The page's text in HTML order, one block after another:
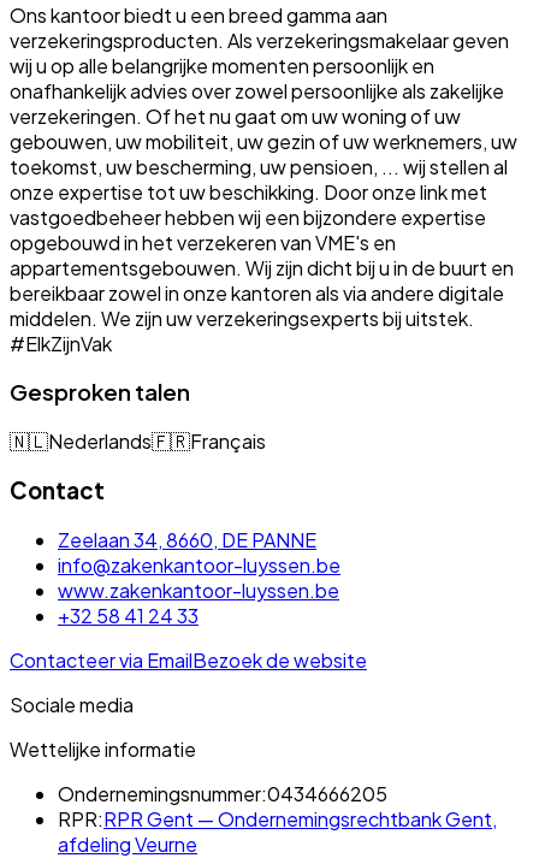
Ons kantoor biedt u een breed gamma aan
verzekeringsproducten. Als verzekeringsmakelaar geven
wij u op alle belangrijke momenten persoonlijk en
onafhankelijk advies over zowel persoonlijke als zakelijke
verzekeringen. Of het nu gaat om uw woning of uw
gebouwen, uw mobiliteit, uw gezin of uw werknemers, uw
toekomst, uw bescherming, uw pensioen, ... wij stellen al
onze expertise tot uw beschikking. Door onze link met
vastgoedbeheer hebben wij een bijzondere expertise
opgebouwd in het verzekeren van VME's en
appartementsgebouwen. Wij zijn dicht bij u in de buurt en
bereikbaar zowel in onze kantoren als via andere digitale
middelen. We zijn uw verzekeringsexperts bij uitstek.
#ElkZijnVak
Gesproken talen
🇳🇱Nederlands🇫🇷Français
Contact
Zeelaan 34, 8660, DE PANNE
info@zakenkantoor-luyssen.be
www.zakenkantoor-luyssen.be
+32 58 41 24 33
Contacteer via EmailBezoek de website
Sociale media
Wettelijke informatie
Ondernemingsnummer:0434666205
RPR:RPR Gent — Ondernemingsrechtbank Gent,
afdeling Veurne